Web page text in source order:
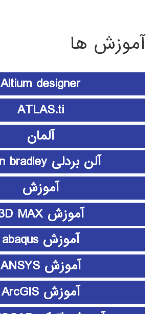
آموزش ها
Altium designer
ATLAS.ti
آلمان
آلن بردلی Allen bradley
آموزش
آموزش 3D MAX
آموزش abaqus
آموزش ANSYS
آموزش ArcGIS